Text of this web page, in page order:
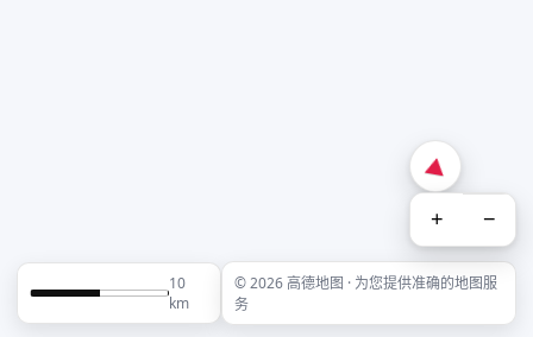
+ −
10
km
© 2026 高德地图 · 为您提供准确的地图服
务